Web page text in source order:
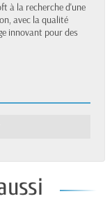
à la recherche d'une
avec la qualité
innovant pour des